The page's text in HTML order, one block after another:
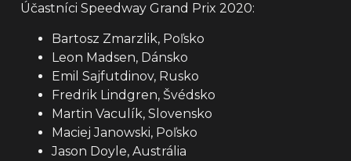
Účastníci Speedway Grand Prix 2020:
Bartosz Zmarzlik, Poľsko
Leon Madsen, Dánsko
Emil Sajfutdinov, Rusko
Fredrik Lindgren, Švédsko
Martin Vaculík, Slovensko
Maciej Janowski, Poľsko
Jason Doyle, Austrália